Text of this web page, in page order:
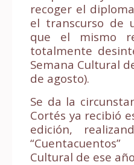
recoger el
el transcurso de
que el mismo
totalmente
Semana Cultural
de agosto).
Se da la
Cortés ya recibió
edición,
Cultural de ese